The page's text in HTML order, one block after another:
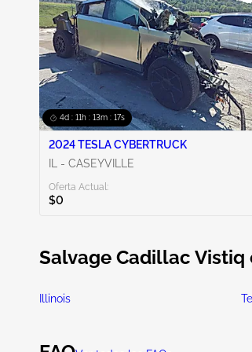
4d : 11h : 13m : 16s
2024 TESLA CYBERTRUCK
IL - CASEYVILLE
Oferta Actual:
$0
Salvage Cadillac
Illinois